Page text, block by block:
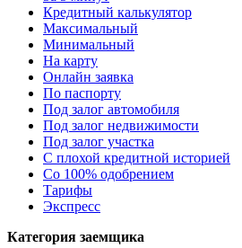
Кредитный калькулятор
Максимальный
Минимальный
На карту
Онлайн заявка
По паспорту
Под залог автомобиля
Под залог недвижимости
Под залог участка
С плохой кредитной историей
Со 100% одобрением
Тарифы
Экспресс
Категория заемщика